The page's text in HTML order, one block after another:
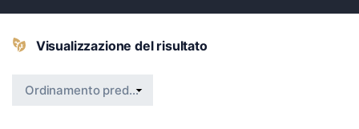
Visualizzazione del risultato